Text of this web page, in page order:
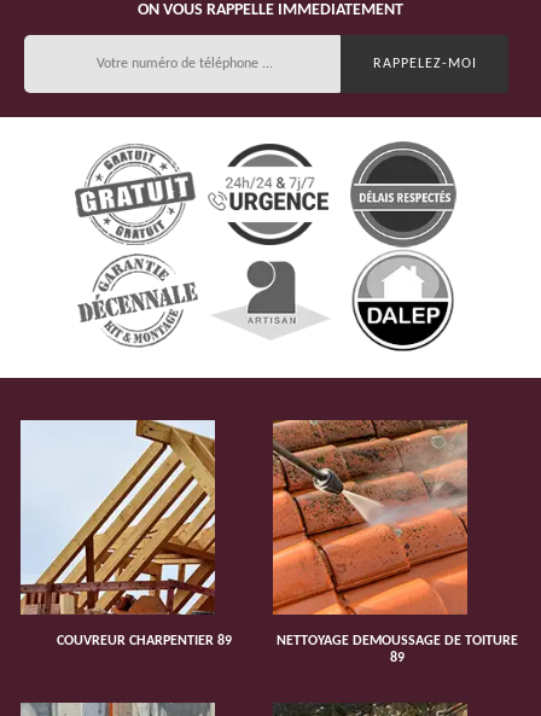
ON VOUS RAPPELLE IMMEDIATEMENT
COUVREUR CHARPENTIER 89
NETTOYAGE DEMOUSSAGE DE TOITURE
89